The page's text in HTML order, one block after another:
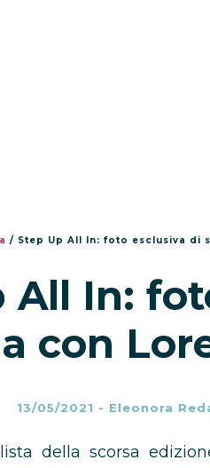
/ Step Up All In: foto esclusiva di
All In:
con
13/05/2021 - Eleonora
della scorsa